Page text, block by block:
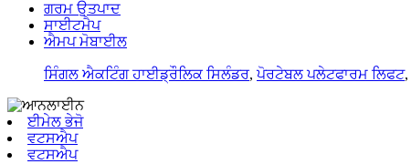
ਗਰਮ ਉਤਪਾਦ
ਸਾਈਟਮੈਪ
ਐਮਪ ਮੋਬਾਈਲ
ਸਿੰਗਲ ਐਕਟਿੰਗ ਹਾਈਡ੍ਰੌਲਿਕ ਸਿਲੰਡਰ,ਪੋਰਟੇਬਲ ਪਲੇਟਫਾਰਮ ਲਿਫਟ,
ਈਮੇਲ ਭੇਜੋ
ਵਟਸਐਪ
ਵਟਸਐਪ